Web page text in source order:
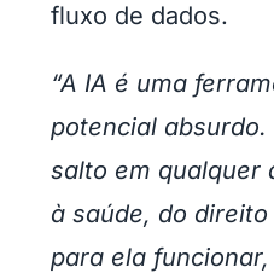
fluxo de dados.
“A IA é uma
potencial
salto em qualquer
à saúde, do
para ela